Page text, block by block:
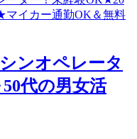
ンオペレータ
代の男女活